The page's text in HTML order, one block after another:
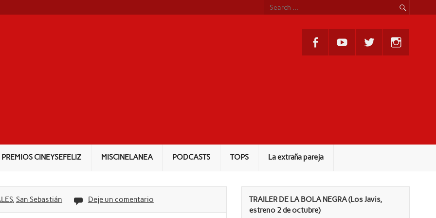
PREMIOS CINEYSEFELIZ MISCINELANEA PODCASTS TOPS La extraña pareja
, San Sebastián Deje un comentario
TRAILER DE LA BOLA NEGRA (Los Javis,
estreno 2 de octubre)